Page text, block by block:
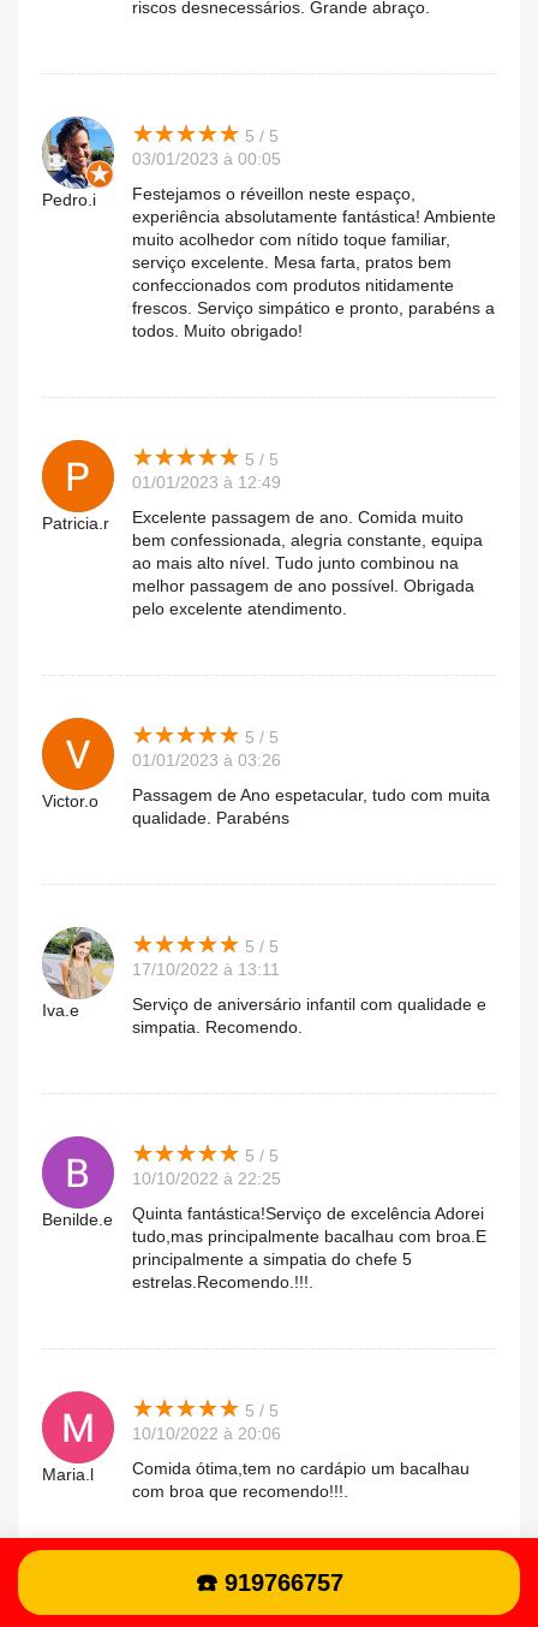
riscos desnecessários. Grande abraço.
Pedro.i
★★★★★
★★★★★ 5 / 5
03/01/2023 à 00:05
Festejamos o réveillon neste espaço,
experiência absolutamente fantástica! Ambiente
muito acolhedor com nítido toque familiar,
serviço excelente. Mesa farta, pratos bem
confeccionados com produtos nitidamente
frescos. Serviço simpático e pronto, parabéns a
todos. Muito obrigado!
Patricia.r
★★★★★
★★★★★ 5 / 5
01/01/2023 à 12:49
Excelente passagem de ano. Comida muito
bem confessionada, alegria constante, equipa
ao mais alto nível. Tudo junto combinou na
melhor passagem de ano possível. Obrigada
pelo excelente atendimento.
Victor.o
★★★★★
★★★★★ 5 / 5
01/01/2023 à 03:26
Passagem de Ano espetacular, tudo com muita
qualidade. Parabéns
Iva.e
★★★★★
★★★★★ 5 / 5
17/10/2022 à 13:11
Serviço de aniversário infantil com qualidade e
simpatia. Recomendo.
Benilde.e
★★★★★
★★★★★ 5 / 5
10/10/2022 à 22:25
Quinta fantástica!Serviço de excelência Adorei
tudo,mas principalmente bacalhau com broa.E
principalmente a simpatia do chefe 5
estrelas.Recomendo.!!!.
Maria.l
★★★★★
★★★★★ 5 / 5
10/10/2022 à 20:06
Comida ótima,tem no cardápio um bacalhau
com broa que recomendo!!!.
★★★★★
★★★★★ 5 / 5
☎️ 919766757